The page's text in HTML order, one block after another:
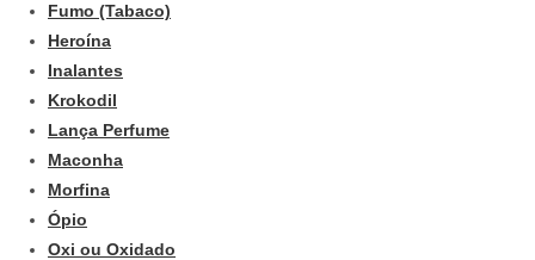
Fumo (Tabaco)
Heroína
Inalantes
Krokodil
Lança Perfume
Maconha
Morfina
Ópio
Oxi ou Oxidado